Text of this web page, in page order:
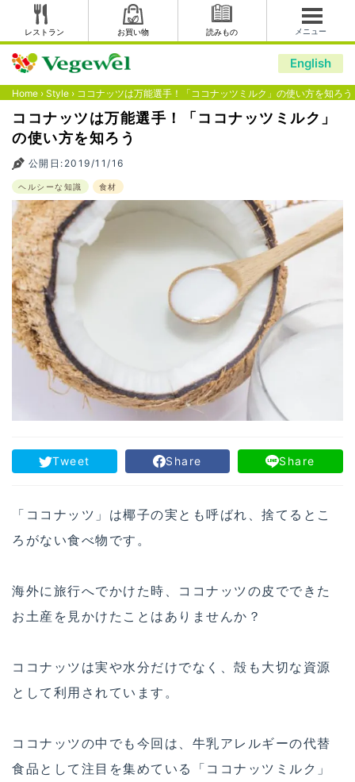
レストラン お買い物 読みもの メニュー
English
Home › Style › ココナッツは万能選手！「ココナッツミルク」の使い方を知ろう
ココナッツは万能選手！「ココナッツミルク」
の使い方を知ろう
公開日:2019/11/16
ヘルシーな知識 食材
Tweet Share Share
「ココナッツ」は椰子の実とも呼ばれ、捨てるとこ
ろがない食べ物です。
海外に旅行へでかけた時、ココナッツの皮でできた
お土産を見かけたことはありませんか？
ココナッツは実や水分だけでなく、殻も大切な資源
として利用されています。
ココナッツの中でも今回は、牛乳アレルギーの代替
食品として注目を集めている「ココナッツミルク」